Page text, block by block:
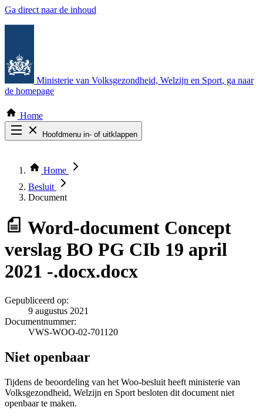
Ga direct naar de inhoud
Ministerie van Volksgezondheid, Welzijn en Sport, ga naar
de homepage
Home
Hoofdmenu in- of uitklappen
Thema COVID-19
Bekijk per bestuursorgaan
Home
Besluit
Document
Word-document Concept
verslag BO PG CIb 19 april
2021 -.docx.docx
Gepubliceerd op:
9 augustus 2021
Documentnummer:
VWS-WOO-02-701120
Niet openbaar
Tijdens de beoordeling van het Woo-besluit heeft ministerie van
Volksgezondheid, Welzijn en Sport besloten dit document niet
openbaar te maken.